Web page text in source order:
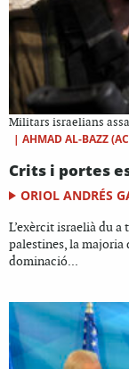
Militars israelians
| AHMAD AL-BAZZ
Crits i portes
ORIOL ANDRÉS
L’exèrcit israelià du
palestines, la majoria
dominació...